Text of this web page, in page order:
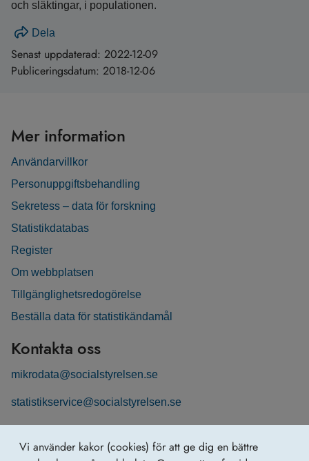
Vi använder kakor (cookies) för att ge dig en bättre
och släktingar, i populationen.
Dela
Senast uppdaterad: 2022-12-09
Publiceringsdatum: 2018-12-06
Mer information
Användarvillkor
Personuppgiftsbehandling
Sekretess – data för forskning
Statistikdatabas
Register
Om webbplatsen
Tillgänglighetsredogörelse
Beställa data för statistikändamål
Kontakta oss
mikrodata@socialstyrelsen.se
statistikservice@socialstyrelsen.se